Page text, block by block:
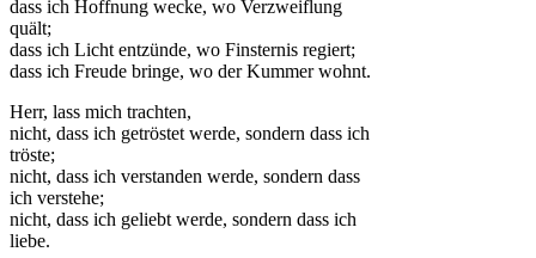
dass ich Hoffnung wecke, wo Verzweiflung
quält;
dass ich Licht entzünde, wo Finsternis regiert;
dass ich Freude bringe, wo der Kummer wohnt.
Herr, lass mich trachten,
nicht, dass ich getröstet werde, sondern dass ich
tröste;
nicht, dass ich verstanden werde, sondern dass
ich verstehe;
nicht, dass ich geliebt werde, sondern dass ich
liebe.